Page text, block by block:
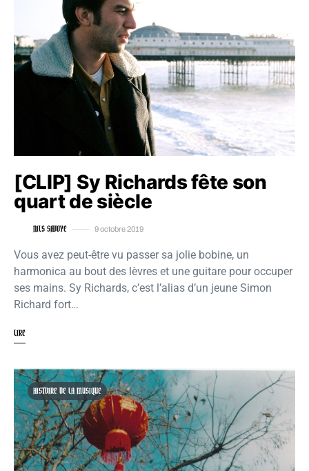
[CLIP] Sy Richards fête son
quart de siècle
NILS SAVOYE 9 octobre 2019
Vous avez peut-être vu passer sa jolie bobine, un
harmonica au bout des lèvres et une guitare pour occuper
ses mains. Sy Richards, c’est l’alias d’un jeune Simon
Richard fort…
LIRE
HISTOIRE DE LA MUSIQUE